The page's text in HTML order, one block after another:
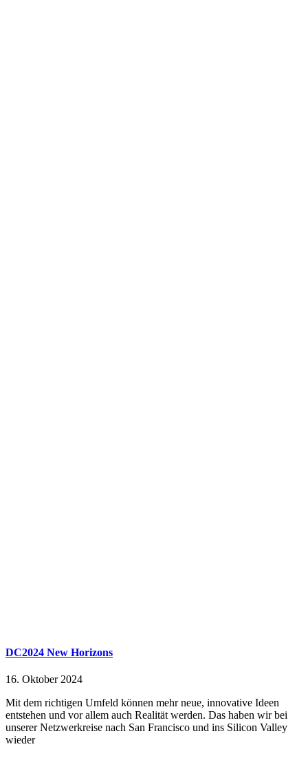
DC2024 New Horizons
16. Oktober 2024
Mit dem richtigen Umfeld können mehr neue, innovative Ideen
entstehen und vor allem auch Realität werden. Das haben wir bei
unserer Netzwerkreise nach San Francisco und ins Silicon Valley
wieder